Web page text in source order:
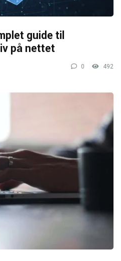
guide til
på nettet
0 492